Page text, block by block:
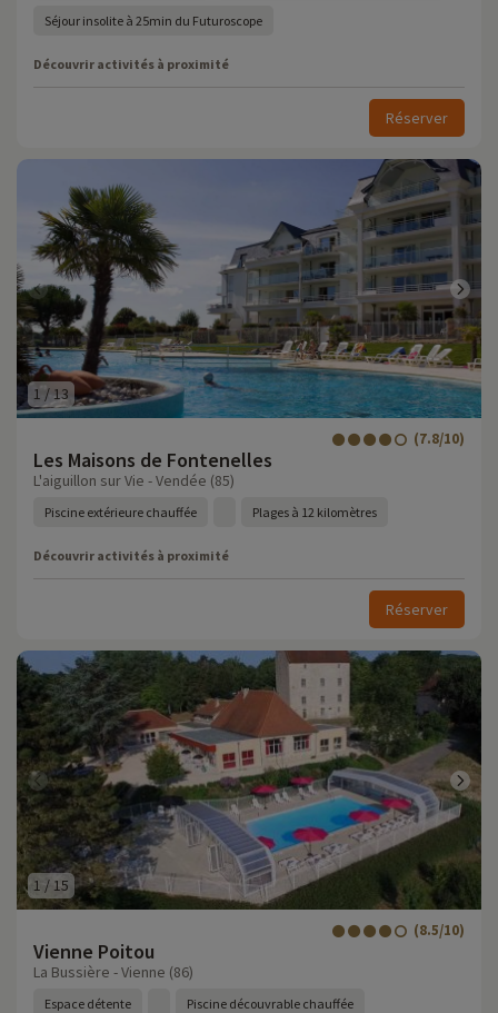
Séjour insolite à 25min du Futuroscope
Découvrir activités à proximité
Réserver
1 / 13
Les Maisons de Fontenelles
(7.8/10)
L'aiguillon sur Vie - Vendée (85)
Piscine extérieure chauffée Plages à 12 kilomètres
Découvrir activités à proximité
Réserver
1 /15
Vienne Poitou
(8.5/10)
La Bussière - Vienne (86)
Espace détente Piscine découvrable chauffée